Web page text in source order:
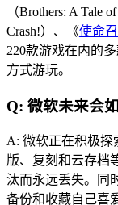
（Brothers: A Tale
Crash!）、《使命
220款游戏在内的
方式游玩。
Q: 微软未来会
A: 微软正在积极探
版、复刻和云存档
汰而永远丢失。同
备份和收藏自己喜